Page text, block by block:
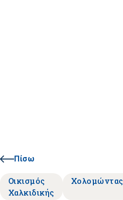
Πίσω
Οικισμός
Χαλκιδικής
Χολομώντας